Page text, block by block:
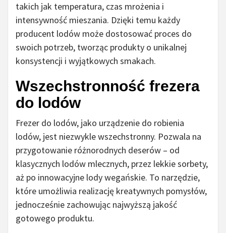
takich jak temperatura, czas mrożenia i
intensywność mieszania. Dzięki temu każdy
producent lodów może dostosować proces do
swoich potrzeb, tworząc produkty o unikalnej
konsystencji i wyjątkowych smakach.
Wszechstronność frezera
do lodów
Frezer do lodów, jako urządzenie do robienia
lodów, jest niezwykle wszechstronny. Pozwala na
przygotowanie różnorodnych deserów – od
klasycznych lodów mlecznych, przez lekkie sorbety,
aż po innowacyjne lody wegańskie. To narzędzie,
które umożliwia realizację kreatywnych pomysłów,
jednocześnie zachowując najwyższą jakość
gotowego produktu.